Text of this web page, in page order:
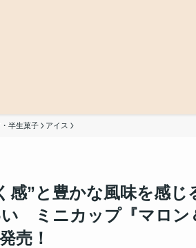
半生菓子 アイス
感”と豊かな風味を感
ミニカップ『マロン
売！